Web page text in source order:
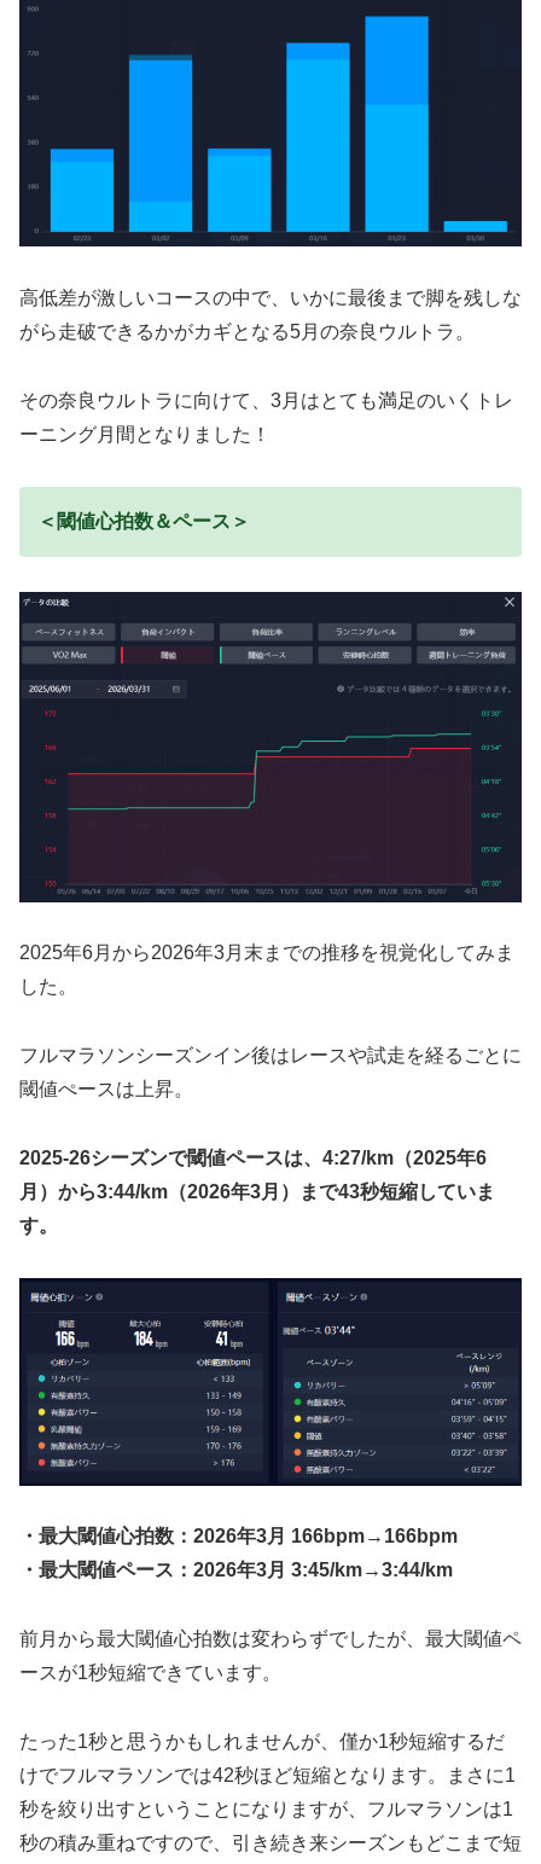
高低差が激しいコースの中で、いかに最後まで脚を残しな
がら走破できるかがカギとなる5月の奈良ウルトラ。
その奈良ウルトラに向けて、3月はとても満足のいくトレ
ーニング月間となりました！
＜閾値心拍数＆ペース＞
2025年6月から2026年3月末までの推移を視覚化してみま
した。
フルマラソンシーズンイン後はレースや試走を経るごとに
閾値ぺースは上昇。
2025-26シーズンで閾値ペースは、4:27/km（2025年6
月）から3:44/km（2026年3月）まで43秒短縮していま
す。
・最大閾値心拍数：2026年3月 166bpm→166bpm
・最大閾値ペース：2026年3月 3:45/km→3:44/km
前月から最大閾値心拍数は変わらずでしたが、最大閾値ペ
ースが1秒短縮できています。
たった1秒と思うかもしれませんが、僅か1秒短縮するだ
けでフルマラソンでは42秒ほど短縮となります。まさに1
秒を絞り出すということになりますが、フルマラソンは1
秒の積み重ねですので、引き続き来シーズンもどこまで短